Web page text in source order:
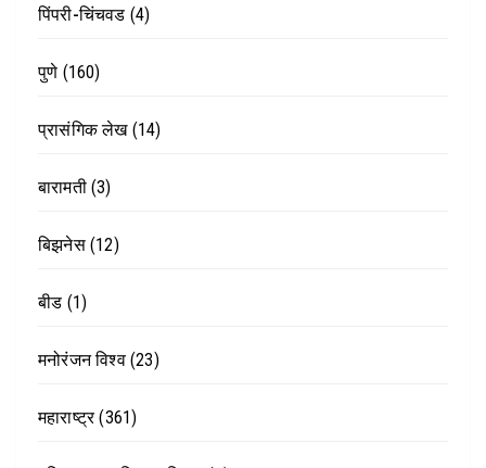
पिंपरी-चिंचवड (4)
पुणे (160)
प्रासंगिक लेख(14)
बारामती(3)
बिझनेस(12)
बीड (1)
मनोरंजन विश्व(23)
महाराष्ट्र(361)